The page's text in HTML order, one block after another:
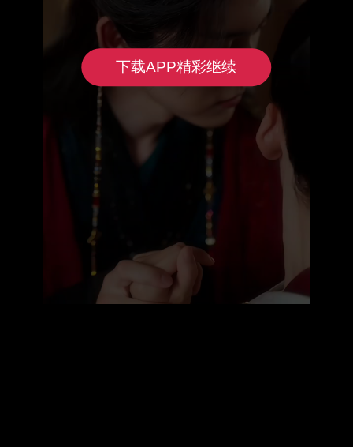
下载APP精彩继续